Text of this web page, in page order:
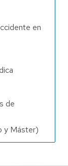
en
de
y Máster)